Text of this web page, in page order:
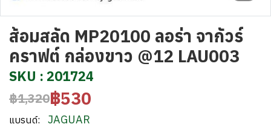
ส้อมสลัด MP20100 ลอร่า จากัวร์
คราฟต์ กล่องขาว @12 LAU003
SKU : 201724
฿1,320฿530
แบรนด์: JAGUAR